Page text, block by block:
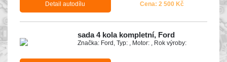
Detail autodílu Cena: 2 500 Kč
sada 4 kola kompletní, Ford
Značka: Ford, Typ: , Motor: , Rok výroby: